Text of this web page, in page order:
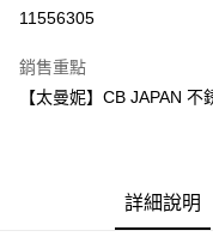
Google Pay
11556305
銷售重點
【太曼妮】CB JAPAN
詳細說明